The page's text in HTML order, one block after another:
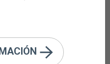
y vigilar
retina y el